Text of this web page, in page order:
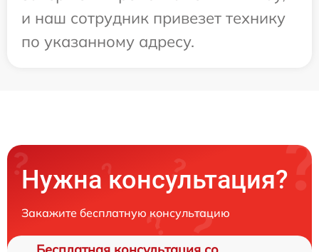
и наш сотрудник привезет технику
по указанному адресу.
Нужна консультация?
Закажите бесплатную консультацию